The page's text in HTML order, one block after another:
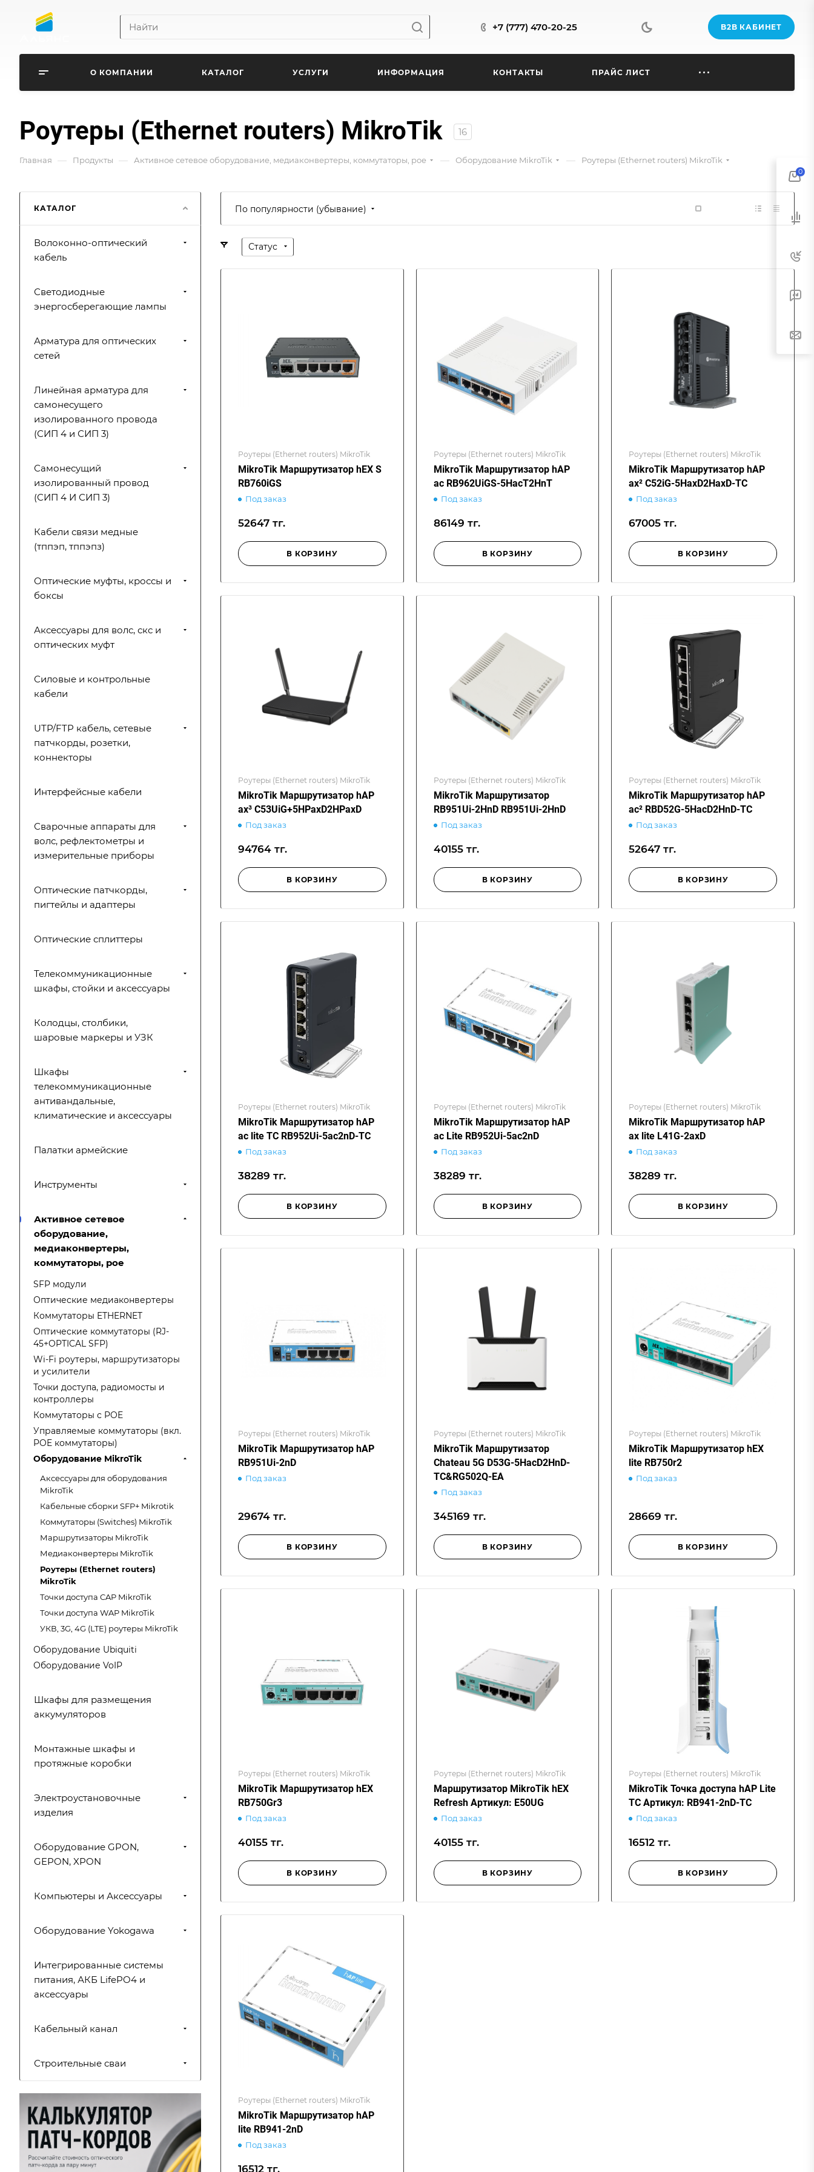
+7 (777) 470-20-25 B2B КАБИНЕТ
О КОМПАНИИ КАТАЛОГ УСЛУГИ ИНФОРМАЦИЯ КОНТАКТЫ ПРАЙС ЛИСТ
Роутеры (Ethernet routers) MikroTik 16
Главная — Продукты — Активное сетевое оборудование, медиаконвертеры, коммутаторы, poe — Оборудование MikroTik — Роутеры (Ethernet routers) MikroTik
По популярности (убывание)
Статус
Роутеры (Ethernet routers) MikroTik
MikroTik Маршрутизатор hEX S
RB760iGS
Под заказ
52647 тг.
В КОРЗИНУ
Роутеры (Ethernet routers) MikroTik
MikroTik Маршрутизатор hAP
ac RB962UiGS-5HacT2HnT
Под заказ
86149 тг.
В КОРЗИНУ
Роутеры (Ethernet routers) MikroTik
MikroTik Маршрутизатор hAP
ax² C52iG-5HaxD2HaxD-TC
Под заказ
67005 тг.
В КОРЗИНУ
Роутеры (Ethernet routers) MikroTik
MikroTik Маршрутизатор hAP
ax³ C53UiG+5HPaxD2HPaxD
Под заказ
94764 тг.
В КОРЗИНУ
Роутеры (Ethernet routers) MikroTik
MikroTik Маршрутизатор
RB951Ui-2HnD RB951Ui-2HnD
Под заказ
40155 тг.
В КОРЗИНУ
Роутеры (Ethernet routers) MikroTik
MikroTik Маршрутизатор hAP
ac² RBD52G-5HacD2HnD-TC
Под заказ
52647 тг.
В КОРЗИНУ
Роутеры (Ethernet routers) MikroTik
MikroTik Маршрутизатор hAP
ac lite TC RB952Ui-5ac2nD-TC
Под заказ
38289 тг.
В КОРЗИНУ
Роутеры (Ethernet routers) MikroTik
MikroTik Маршрутизатор hAP
ac Lite RB952Ui-5ac2nD
Под заказ
38289 тг.
В КОРЗИНУ
Роутеры (Ethernet routers) MikroTik
MikroTik Маршрутизатор hAP
ax lite L41G-2axD
Под заказ
38289 тг.
В КОРЗИНУ
Роутеры (Ethernet routers) MikroTik
MikroTik Маршрутизатор hAP
RB951Ui-2nD
Под заказ
29674 тг.
В КОРЗИНУ
Роутеры (Ethernet routers) MikroTik
MikroTik Маршрутизатор
Chateau 5G D53G-5HacD2HnD-
TC&RG502Q-EA
Под заказ
345169 тг.
В КОРЗИНУ
Роутеры (Ethernet routers) MikroTik
MikroTik Маршрутизатор hEX
lite RB750r2
Под заказ
28669 тг.
В КОРЗИНУ
Роутеры (Ethernet routers) MikroTik
MikroTik Маршрутизатор hEX
RB750Gr3
Под заказ
40155 тг.
В КОРЗИНУ
Роутеры (Ethernet routers) MikroTik
Маршрутизатор MikroTik hEX
Refresh Артикул: E50UG
Под заказ
40155 тг.
В КОРЗИНУ
Роутеры (Ethernet routers) MikroTik
MikroTik Точка доступа hAP Lite
TC Артикул: RB941-2nD-TC
Под заказ
16512 тг.
В КОРЗИНУ
Роутеры (Ethernet routers) MikroTik
MikroTik Маршрутизатор hAP
lite RB941-2nD
Под заказ
16512 тг.
КАТАЛОГ
Волоконно-оптический
кабель
Светодиодные
энергосберегающие лампы
Арматура для оптических
сетей
Линейная арматура для
самонесущего
изолированного провода
(СИП 4 и СИП 3)
Самонесущий
изолированный провод
(СИП 4 И СИП 3)
Кабели связи медные
(тппэп, тппэпз)
Оптические муфты, кроссы и
боксы
Аксессуары для волс, скс и
оптических муфт
Силовые и контрольные
кабели
UTP/FTP кабель, сетевые
патчкорды, розетки,
коннекторы
Интерфейсные кабели
Сварочные аппараты для
волс, рефлектометры и
измерительные приборы
Оптические патчкорды,
пигтейлы и адаптеры
Оптические сплиттеры
Телекоммуникационные
шкафы, стойки и аксессуары
Колодцы, столбики,
шаровые маркеры и УЗК
Шкафы
телекоммуникационные
антивандальные,
климатические и аксессуары
Палатки армейские
Инструменты
Активное сетевое
оборудование,
медиаконвертеры,
коммутаторы, poe
SFP модули
Оптические медиаконвертеры
Коммутаторы ETHERNET
Оптические коммутаторы (RJ-
45+OPTICAL SFP)
Wi-Fi роутеры, маршрутизаторы
и усилители
Точки доступа, радиомосты и
контроллеры
Коммутаторы с POE
Управляемые коммутаторы (вкл.
POE коммутаторы)
Оборудование MikroTik
Аксессуары для оборудования
MikroTik
Кабельные сборки SFP+ Mikrotik
Коммутаторы (Switches) MikroTik
Маршрутизаторы MikroTik
Медиаконвертеры MikroTik
Роутеры (Ethernet routers)
MikroTik
Точки доступа CAP MikroTik
Точки доступа WAP MikroTik
УКВ, 3G, 4G (LTE) роутеры MikroTik
Оборудование Ubiquiti
Оборудование VoIP
Шкафы для размещения
аккумуляторов
Монтажные шкафы и
протяжные коробки
Электроустановочные
изделия
Оборудование GPON,
GEPON, XPON
Компьютеры и Аксессуары
Оборудование Yokogawa
Интегрированные системы
питания, АКБ LifePO4 и
аксессуары
Кабельный канал
Строительные сваи
0